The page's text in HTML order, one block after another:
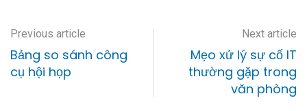
Previous article
Bảng so sánh công
cụ hội họp
Next article
Mẹo xử lý sự cố IT
thường gặp trong
văn phòng